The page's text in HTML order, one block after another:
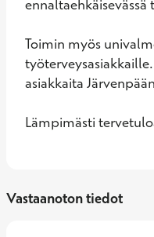
Toimin myös
asiakkaita
Lämpimästi
Vastaanoton tiedot